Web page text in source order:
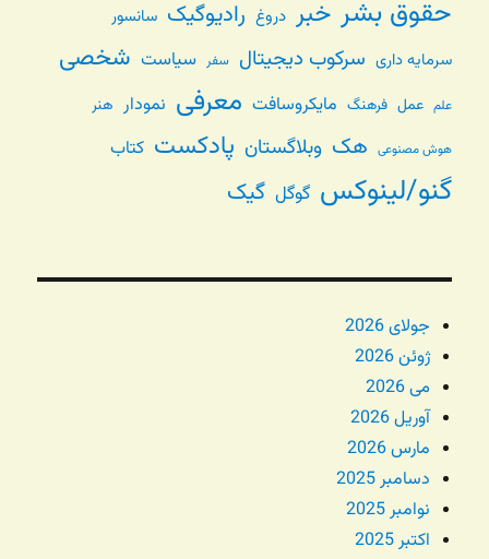
حقوق بشر خبر دروغ رادیوگیک سانسور
سرمایه داری سرکوب دیجیتال سفر سیاست شخصی
علم عمل فرهنگ مایکروسافت معرفی نمودار هنر
هوش مصنوعی هک وبلاگستان پادکست کتاب
گنو/لینوکس گوگل گیک
جولای 2026
ژوئن 2026
می 2026
آوریل 2026
مارس 2026
دسامبر 2025
نوامبر 2025
اکتبر 2025